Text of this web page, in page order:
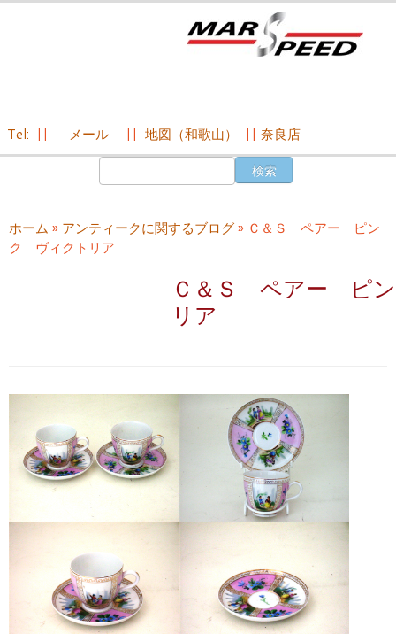
ン
ツ
Tel: メール 地図（和歌山） 奈良店
ホーム » アンティークに関するブログ» Ｃ＆Ｓ ペアー ピン
ク ヴィクトリア
Ｃ＆Ｓ ペアー ピ
リア